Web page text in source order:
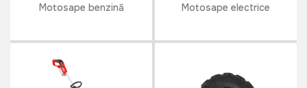
Motosape benzină Motosape electrice